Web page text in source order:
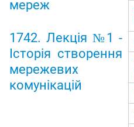
мереж
1742. Лекція №1 -
Історія створення
мережевих
комунікацій